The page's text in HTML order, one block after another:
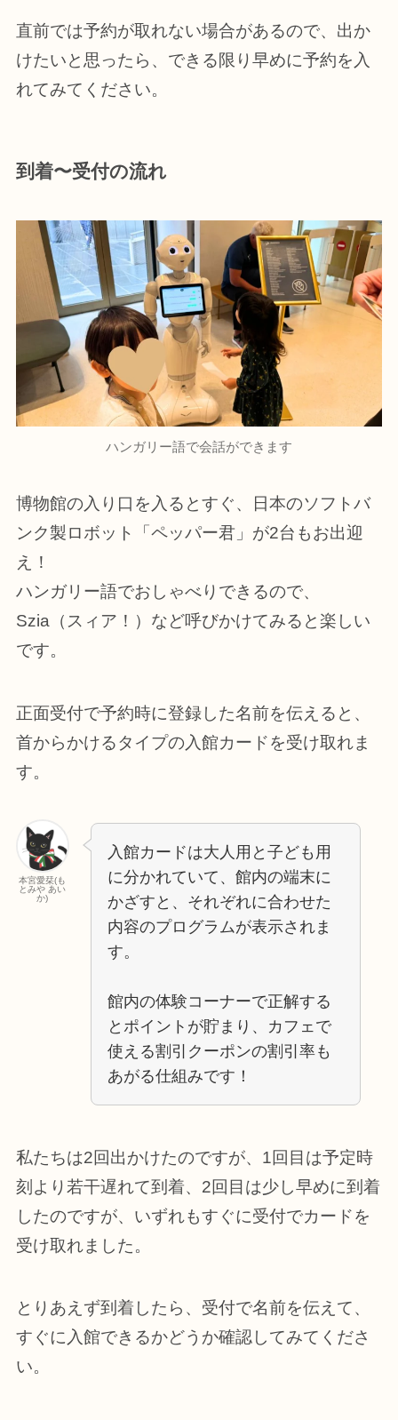
直前では予約が取れない場合があるので、出か
けたいと思ったら、できる限り早めに予約を入
れてみてください。
到着〜受付の流れ
ハンガリー語で会話ができます
博物館の入り口を入るとすぐ、日本のソフトバ
ンク製ロボット「ペッパー君」が2台もお出迎
え！
ハンガリー語でおしゃべりできるので、
Szia（スィア！）など呼びかけてみると楽しい
です。
正面受付で予約時に登録した名前を伝えると、
首からかけるタイプの入館カードを受け取れま
す。
本宮愛栞(も
とみや あい
か)
入館カードは大人用と子ども用
に分かれていて、館内の端末に
かざすと、それぞれに合わせた
内容のプログラムが表示されま
す。
館内の体験コーナーで正解する
とポイントが貯まり、カフェで
使える割引クーポンの割引率も
あがる仕組みです！
私たちは2回出かけたのですが、1回目は予定時
刻より若干遅れて到着、2回目は少し早めに到着
したのですが、いずれもすぐに受付でカードを
受け取れました。
とりあえず到着したら、受付で名前を伝えて、
すぐに入館できるかどうか確認してみてくださ
い。